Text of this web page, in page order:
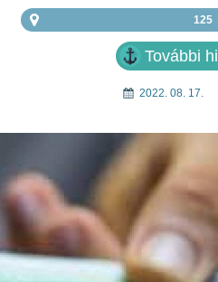
125
További
2022. 08. 17.